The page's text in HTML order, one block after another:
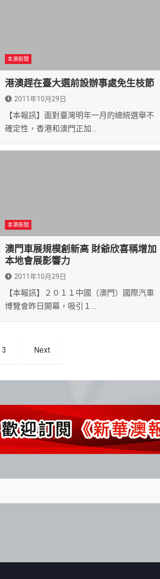
本澳新聞
港澳趕在臺大選前設辦事處免生枝節
2011年10月29日
【本報訊】面對臺灣明年一月的總統選舉不
確定性，香港和澳門正加…
本澳新聞
澳門車展規模創新高 財爺欣喜稱增加
本地會展影響力
2011年10月29日
【本報訊】２０１１中國（澳門）國際汽車
博覽會昨日開幕，吸引１…
3 Next